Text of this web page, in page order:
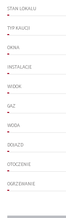
STAN LOKALU
TYP KAUCJI
OKNA
INSTALACJE
WIDOK
GAZ
WODA
DOJAZD
OTOCZENIE
OGRZEWANIE